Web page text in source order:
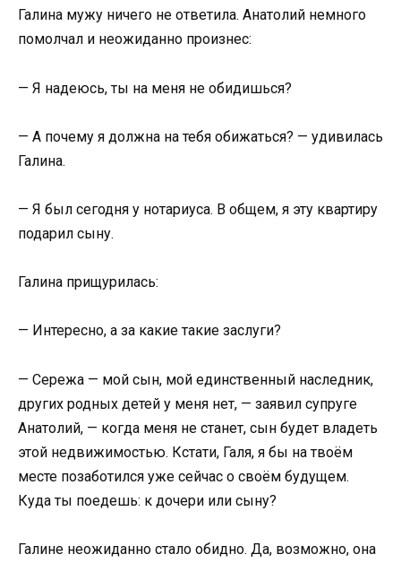
Галина мужу ничего не ответила. Анатолий немного
помолчал и неожиданно произнес:
— Я надеюсь, ты на меня не обидишься?
— А почему я должна на тебя обижаться? — удивилась
Галина.
— Я был сегодня у нотариуса. В общем, я эту квартиру
подарил сыну.
Галина прищурилась:
— Интересно, а за какие такие заслуги?
— Сережа — мой сын, мой единственный наследник,
других родных детей у меня нет, — заявил супруге
Анатолий, — когда меня не станет, сын будет владеть
этой недвижимостью. Кстати, Галя, я бы на твоём
месте позаботился уже сейчас о своём будущем.
Куда ты поедешь: к дочери или сыну?
Галине неожиданно стало обидно. Да, возможно, она